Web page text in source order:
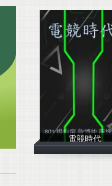
電競時代
詹博仲 羅逸鍇